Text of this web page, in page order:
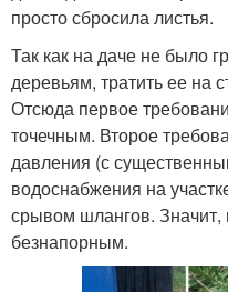
просто сбросила листья.
Так как на даче не было
деревьям, тратить ее на
Отсюда первое
точечным. Второе
давления (с
водоснабжения на
срывом шлангов.
безнапорным.